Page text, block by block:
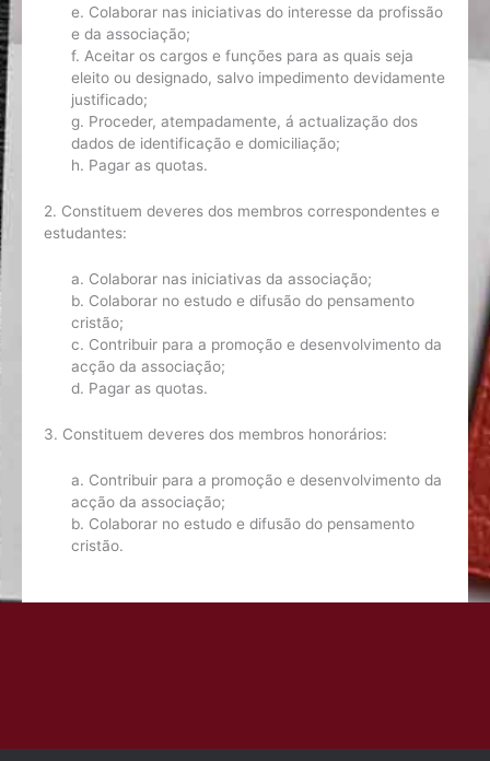
e. Colaborar nas iniciativas do interesse da profissão
e da associação;
f. Aceitar os cargos e funções para as quais seja
eleito ou designado, salvo impedimento devidamente
justificado;
g. Proceder, atempadamente, á actualização dos
dados de identificação e domiciliação;
h. Pagar as quotas.
2. Constituem deveres dos membros correspondentes e
estudantes:
a. Colaborar nas iniciativas da associação;
b. Colaborar no estudo e difusão do pensamento
cristão;
c. Contribuir para a promoção e desenvolvimento da
acção da associação;
d. Pagar as quotas.
3. Constituem deveres dos membros honorários:
a. Contribuir para a promoção e desenvolvimento da
acção da associação;
b. Colaborar no estudo e difusão do pensamento
cristão.